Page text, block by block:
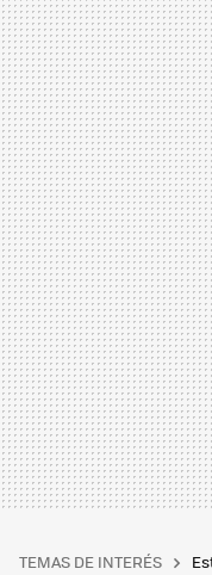
TEMAS DE INTERÉS